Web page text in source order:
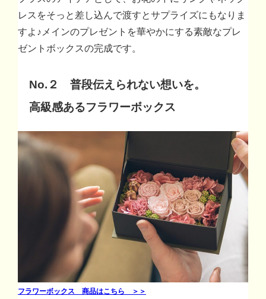
レスをそっと差し込んで渡すとサプライズにもなりま
すよ♪メインのプレゼントを華やかにする素敵なプレ
ゼントボックスの完成です。
No.２ 普段伝えられない想いを。
高級感あるフラワーボックス
フラワーボックス 商品はこちら ＞＞